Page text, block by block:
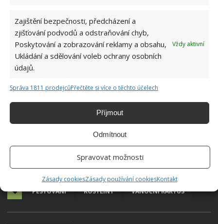
Zajištění bezpečnosti, předcházení a
zjišťování podvodů a odstraňování chyb,
Poskytování a zobrazování reklamy a obsahu,
Ukládání a sdělování voleb ochrany osobních
údajů.
Vždy aktivní
Správa 1811 prodejcůPřečtěte si více o těchto účelech
Příjmout
Odmítnout
Spravovat možnosti
Zásady cookiesZásady používání cookiesKontakt
PĚSTOVÁNÍ ROSTLINY VÁNOČNÍ KAKTUS